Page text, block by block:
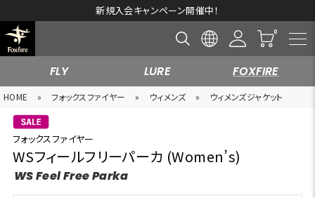
新規入会キャンペーン開催中！
FLY LURE FOXFIRE
HOME » フォックスファイヤー » ウィメンズ » ウィメンズジャケット
フォックスファイヤー
WSフィールフリーパーカ (Women’s)
WS Feel Free Parka